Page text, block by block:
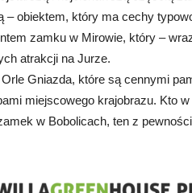
obiektem, który ma cechy
zamku w Mirowie, który –
atrakcji na Jurze.
Gniazda, które są cennymi
miejscowego krajobrazu. Kto
w Bobolicach, ten z